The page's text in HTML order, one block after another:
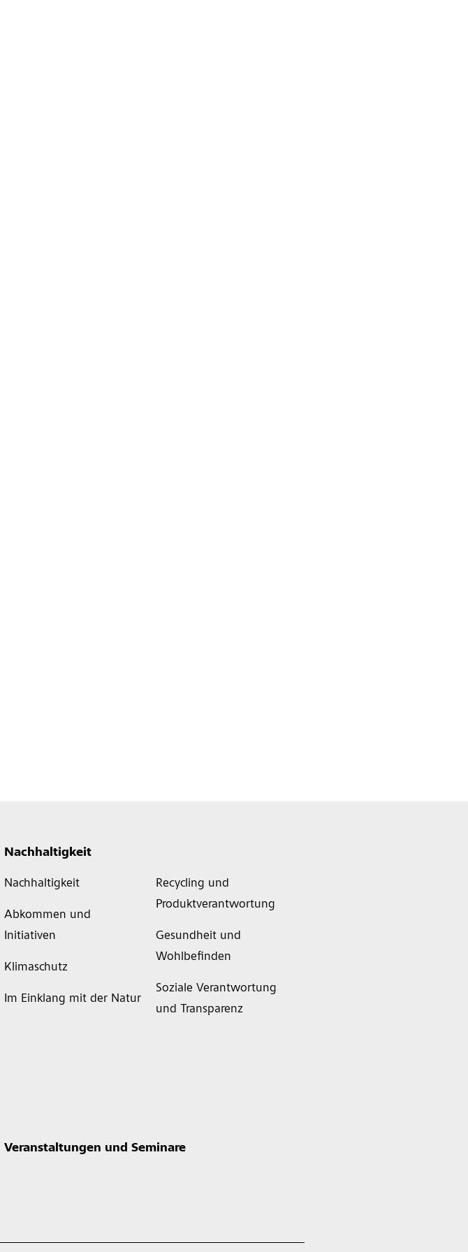
Nachhaltigkeit
Nachhaltigkeit
Abkommen und
Initiativen
Klimaschutz
Im Einklang mit der Natur
Recycling und
Produktverantwortung
Gesundheit und
Wohlbefinden
Soziale Verantwortung
und Transparenz
Veranstaltungen und Seminare